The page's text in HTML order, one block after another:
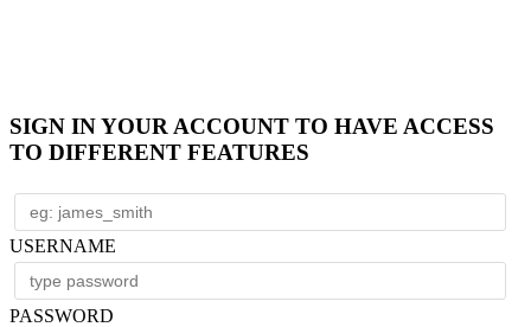
SIGN IN YOUR ACCOUNT TO HAVE ACCESS
TO DIFFERENT FEATURES
USERNAME
PASSWORD